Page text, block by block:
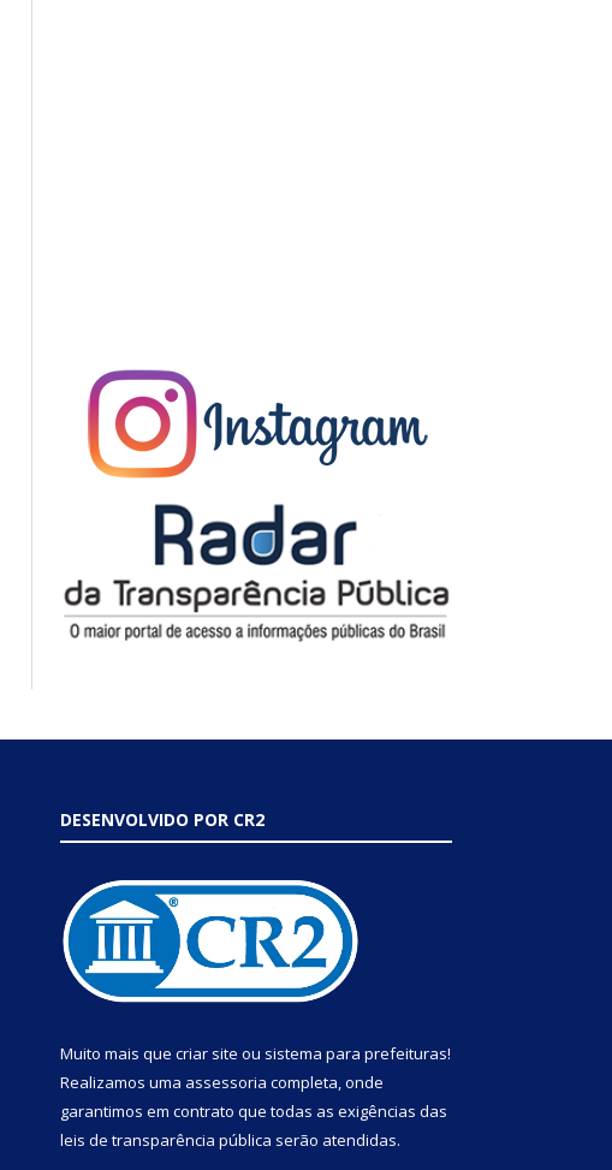
DESENVOLVIDO POR CR2
Muito mais que criar site ou sistema para prefeituras!
Realizamos uma assessoria completa, onde
garantimos em contrato que todas as exigências das
leis de transparência pública serão atendidas.